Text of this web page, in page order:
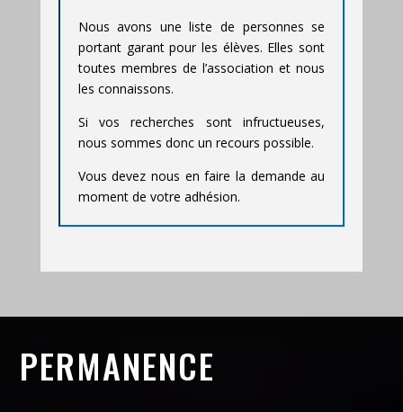
Nous avons une liste de personnes se
portant garant pour les élèves. Elles sont
toutes membres de l’association et nous
les connaissons.
Si vos recherches sont infructueuses,
nous sommes donc un recours possible.
Vous devez nous en faire la demande au
moment de votre adhésion.
PERMANENCE